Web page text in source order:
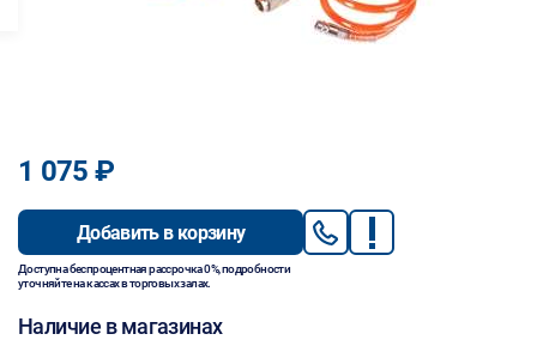
1 075 ₽
Добавить в корзину
Доступна беспроцентная рассрочка 0%, подробности
уточняйте на кассах в торговых залах.
Наличие в магазинах